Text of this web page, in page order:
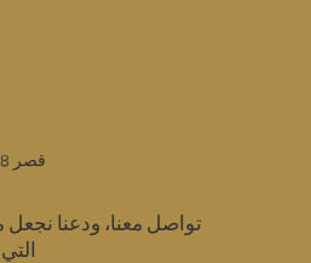
قصر 118، جرين هيلز، أربيل، العراق
تواصل معنا، ودعنا